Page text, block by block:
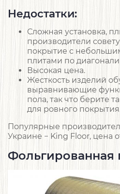
Недостатки:
Сложная установка,
производители
покрытие с
плитами по
Высокая цена.
Жесткость изделий
выравнивающие
пола, так что берите
для ровного
Популярные
Украине − King Floor, цена
Фольгированная